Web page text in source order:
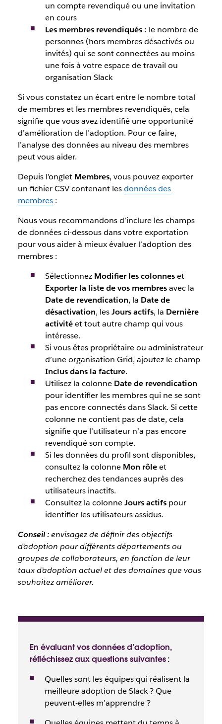
un compte revendiqué ou une invitation
en cours
Les membres revendiqués : le nombre de
personnes (hors membres désactivés ou
invités) qui se sont connectées au moins
une fois à votre espace de travail ou
organisation Slack
Si vous constatez un écart entre le nombre total
de membres et les membres revendiqués, cela
signifie que vous avez identifié une opportunité
d’amélioration de l’adoption. Pour ce faire,
l’analyse des données au niveau des membres
peut vous aider.
Depuis l’onglet Membres, vous pouvez exporter
un fichier CSV contenant lesdonnées des
membres:
Nous vous recommandons d’inclure les champs
de données ci-dessous dans votre exportation
pour vous aider à mieux évaluer l’adoption des
membres :
Sélectionnez Modifier les colonneset
Exporter la liste de vos membresavec la
Date de revendication, la Date de
désactivation, lesJours actifs, la Dernière
activitéet tout autre champ qui vous
intéresse.
Si vous êtes propriétaire ou administrateur
d’une organisation Grid, ajoutez le champ
Inclus dans la facture.
Utilisez la colonne Date de revendication
pour identifier les membres qui ne se sont
pas encore connectés dans Slack. Si cette
colonne ne contient pas de date, cela
signifie que l’utilisateur n’a pas encore
revendiqué son compte.
Si les données du profil sont disponibles,
consultez la colonne Mon rôleet
recherchez des tendances auprès des
utilisateurs inactifs.
Consultez la colonneJours actifspour
identifier les utilisateurs assidus.
Conseil :envisagez de définir des objectifs
d’adoption pour différents départements ou
groupes de collaborateurs, en fonction de leur
taux d’adoption actuel et des domaines que vous
souhaitez améliorer.
En évaluant vos données d’adoption,
réfléchissez aux questions suivantes :
Quelles sont les équipes qui réalisent la
meilleure adoption de Slack ? Que
peuvent-elles m’apprendre ?